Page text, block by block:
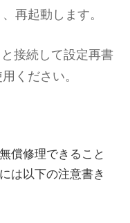
再起動します。
接続して設定再書
ください。
償修理できること
は以下の注意書き